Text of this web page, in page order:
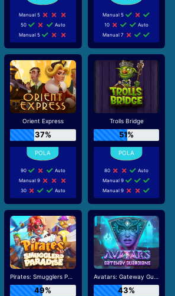
Manual 5
50
Auto
Manual 5
Manual 5
10
Auto
Manual 7
Orient Express
37%
90
Auto
Manual 9
30
Auto
Trolls Bridge
51%
80
Auto
Manual 9
Manual 9
Pirates: Smugglers Paradise
49%
Avatars: Gateway Guardians
43%